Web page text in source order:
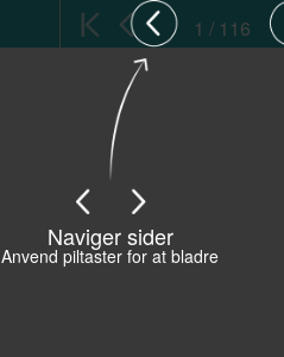
Naviger sider
Anvend piltaster for at bladre
1 / 116